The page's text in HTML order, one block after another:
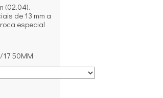
(02.04).
de 13 mm a
especial
17 50MM